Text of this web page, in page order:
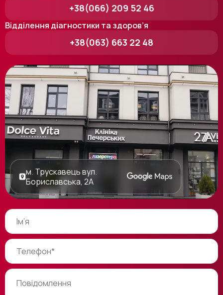
+38(066) 209 52 46
Відділення діагностики та здоров’я
+38(063) 663 22 48
м. Трускавець вул.
Бориславська, 2А